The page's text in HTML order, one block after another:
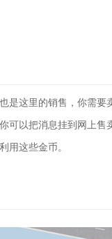
是这里的销售，你需要
可以把消息挂到网上售
用这些金币。